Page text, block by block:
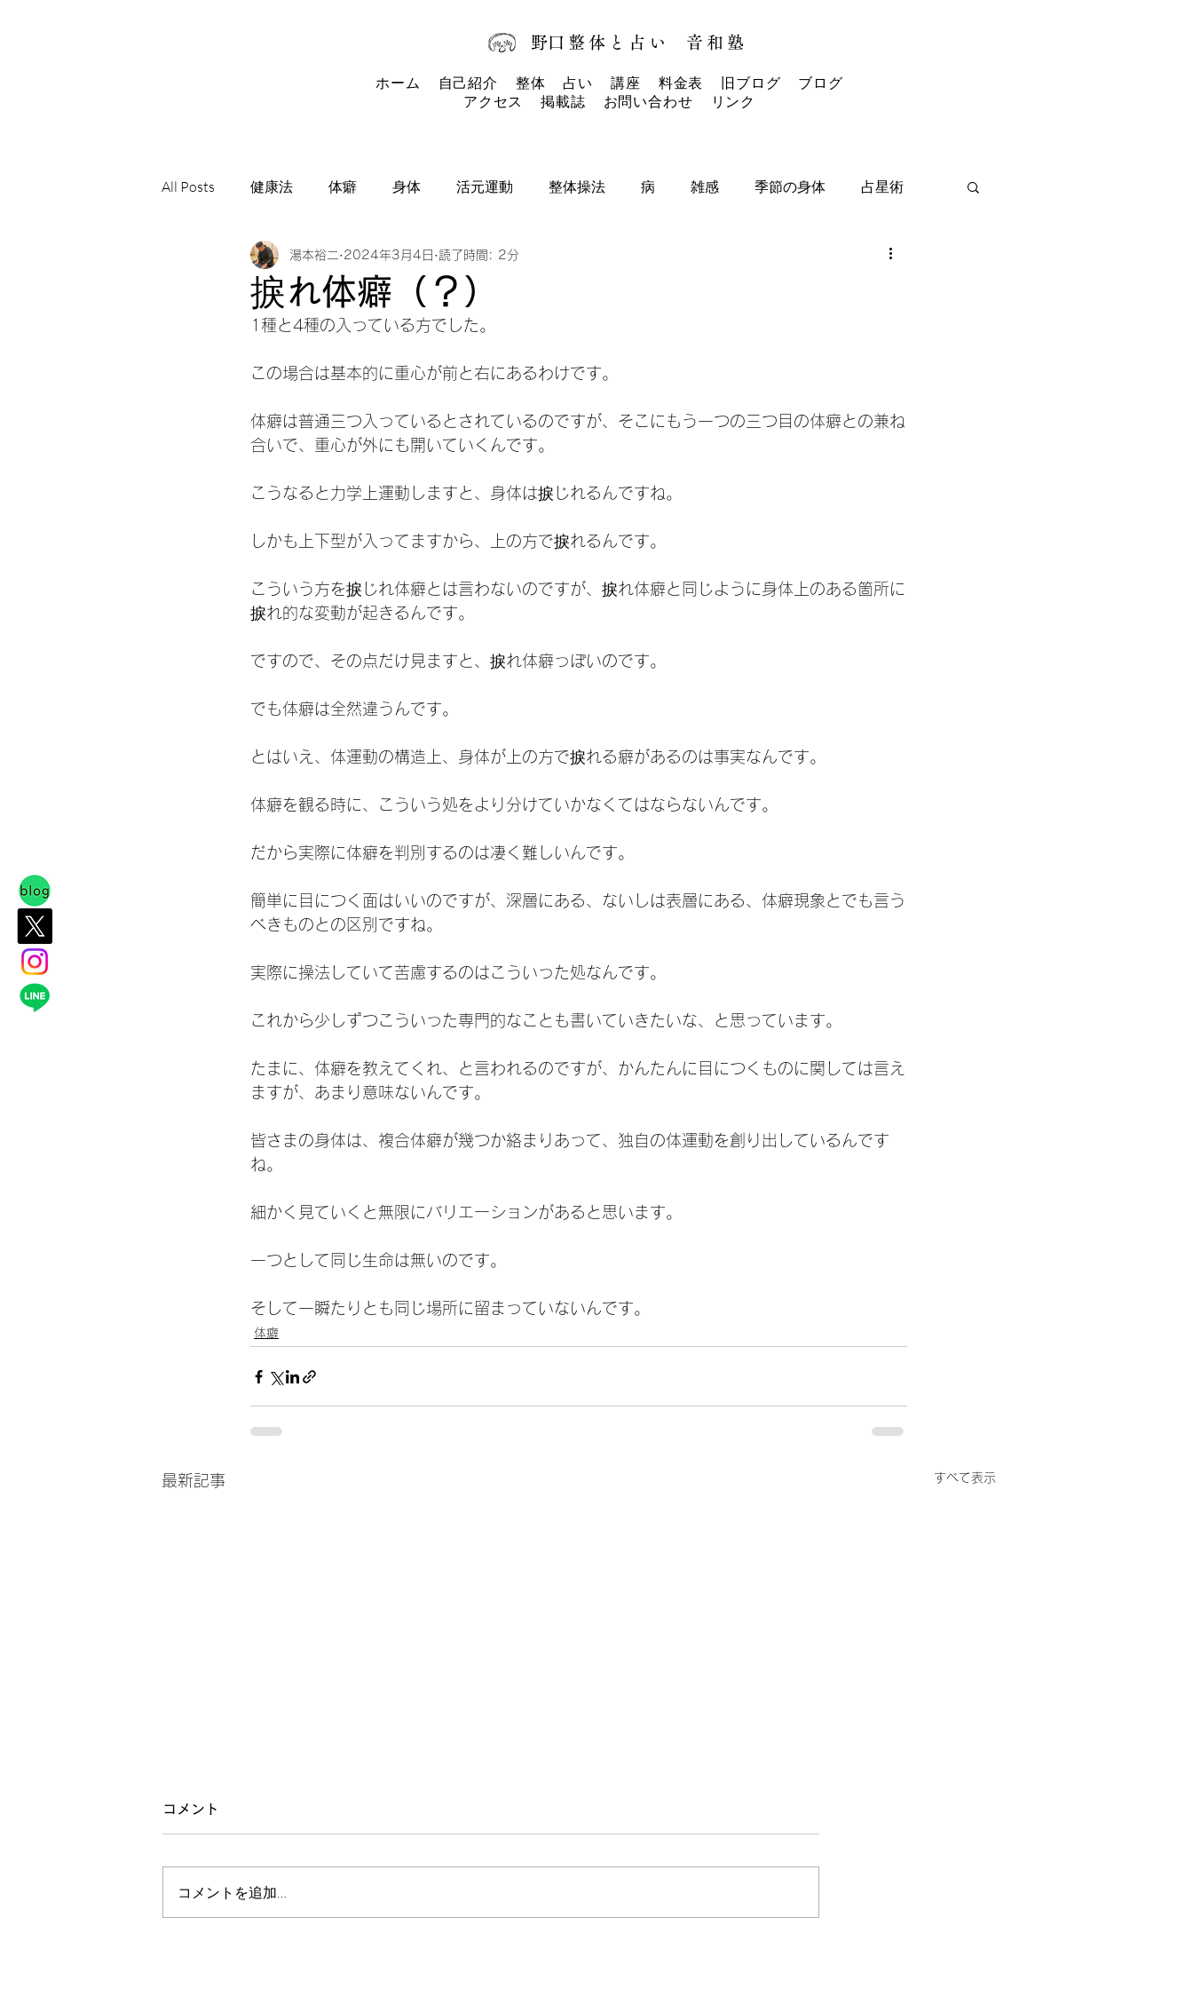
​野口整体と占い 音和塾​
ホーム 自己紹介 整体 占い 講座 料金表 旧ブログ
ブログ
アクセス
掲載誌 お問い合わせ リンク
All Posts 健康法 体癖 身体 活元運動 整体操法 病 雑感 季節の身体 占星術
サビアンシンボル 音楽 タロットカード
捩れ体癖（？）
湯本裕二 2024年3月4日 読了時間: 2分
1種と4種の入っている方でした。
この場合は基本的に重心が前と右にあるわけです。
体癖は普通三つ入っているとされているのですが、そこにもう一つの三つ目の体癖との兼ね
合いで、重心が外にも開いていくんです。
こうなると力学上運動しますと、身体は捩じれるんですね。
しかも上下型が入ってますから、上の方で捩れるんです。
こういう方を捩じれ体癖とは言わないのですが、捩れ体癖と同じように身体上のある箇所に
捩れ的な変動が起きるんです。
ですので、その点だけ見ますと、捩れ体癖っぽいのです。
でも体癖は全然違うんです。
とはいえ、体運動の構造上、身体が上の方で捩れる癖があるのは事実なんです。
体癖を観る時に、こういう処をより分けていかなくてはならないんです。
だから実際に体癖を判別するのは凄く難しいんです。
簡単に目につく面はいいのですが、深層にある、ないしは表層にある、体癖現象とでも言う
べきものとの区別ですね。
実際に操法していて苦慮するのはこういった処なんです。
これから少しずつこういった専門的なことも書いていきたいな、と思っています。
たまに、体癖を教えてくれ、と言われるのですが、かんたんに目につくものに関しては言え
ますが、あまり意味ないんです。
皆さまの身体は、複合体癖が幾つか絡まりあって、独自の体運動を創り出しているんです
ね。
細かく見ていくと無限にバリエーションがあると思います。
一つとして同じ生命は無いのです。
そして一瞬たりとも同じ場所に留まっていないんです。
体癖
最新記事 すべて表示
弛むと緊張する人
身体のある部分が緊張する方がい
ます。 何故かと思ってたんです
て頂いている方。 趣味で楽器を
歯と風邪の関係。 6才なんです
コメント
コメントを追加…